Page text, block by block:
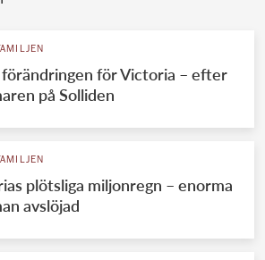
för Victoria – efter
på Solliden
plötsliga miljonregn – enorma
avslöjad